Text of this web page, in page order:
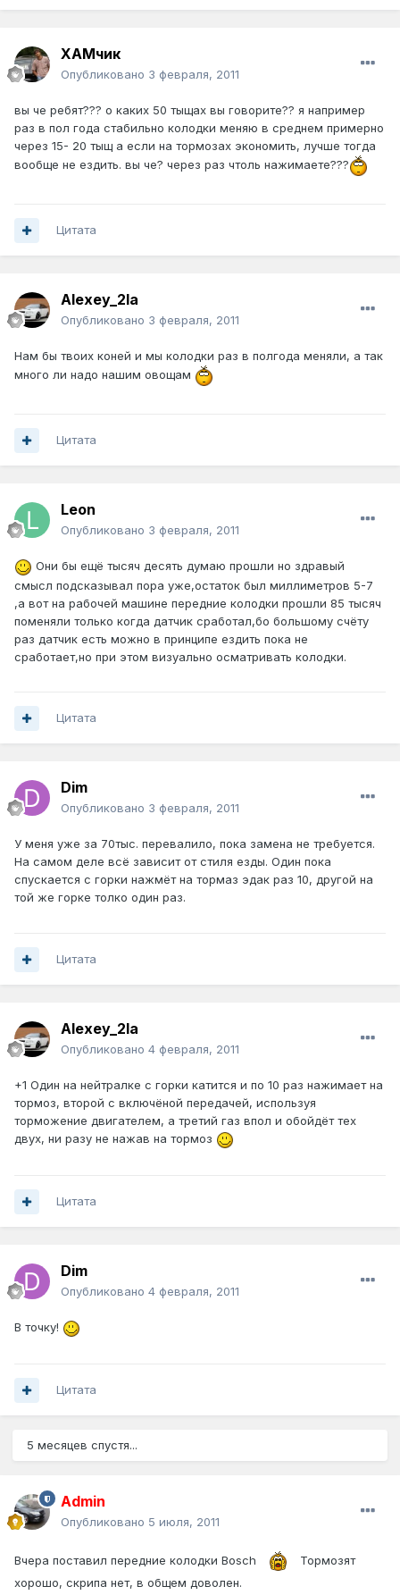
ХАМчик
Опубликовано 3 февраля, 2011
вы че ребят??? о каких 50 тыщах вы говорите?? я например
раз в пол года стабильно колодки меняю в среднем примерно
через 15- 20 тыщ а если на тормозах экономить, лучше тогда
вообще не ездить. вы че? через раз чтоль нажимаете???
Цитата
Alexey_2la
Опубликовано 3 февраля, 2011
Нам бы твоих коней и мы колодки раз в полгода меняли, а так
много ли надо нашим овощам
Цитата
Leon
Опубликовано 3 февраля, 2011
Они бы ещё тысяч десять думаю прошли но здравый
смысл подсказывал пора уже,остаток был миллиметров 5-7
,а вот на рабочей машине передние колодки прошли 85 тысяч
поменяли только когда датчик сработал,бо большому счёту
раз датчик есть можно в принципе ездить пока не
сработает,но при этом визуально осматривать колодки.
Цитата
Dim
Опубликовано 3 февраля, 2011
У меня уже за 70тыс. перевалило, пока замена не требуется.
На самом деле всё зависит от стиля езды. Один пока
спускается с горки нажмёт на тормаз эдак раз 10, другой на
той же горке толко один раз.
Цитата
Alexey_2la
Опубликовано 4 февраля, 2011
+1 Один на нейтралке с горки катится и по 10 раз нажимает на
тормоз, второй с включёной передачей, используя
торможение двигателем, а третий газ впол и обойдёт тех
двух, ни разу не нажав на тормоз
Цитата
Dim
Опубликовано 4 февраля, 2011
В точку!
Цитата
5 месяцев спустя...
Admin
Опубликовано 5 июля, 2011
Вчера поставил передние колодки Bosch
Тормозят
хорошо, скрипа нет, в общем доволен.